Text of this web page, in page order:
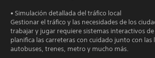
• Simulación detallada del tráfico local
Gestionar el tráfico y las necesidades de los
trabajar y jugar requiere sistemas interactivos
planifica las carreteras con cuidado junto con las
autobuses, trenes, metro y mucho más.